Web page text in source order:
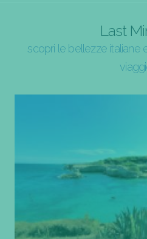
Last
scopri le bellezze italiane